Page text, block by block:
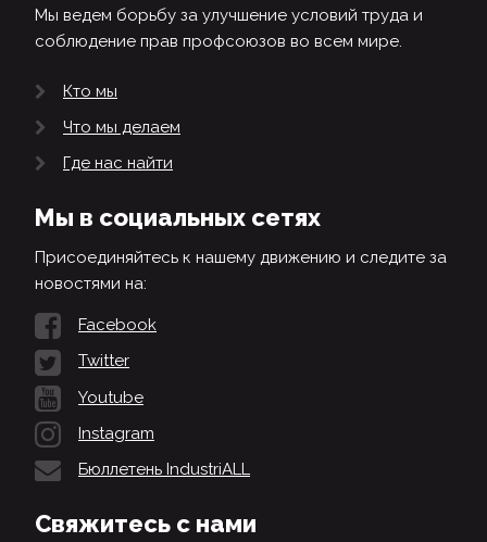
Мы ведем борьбу за улучшение условий труда и
соблюдение прав профсоюзов во всем мире.
Кто мы
Что мы делаем
Где нас найти
Мы в социальных сетях
Присоединяйтесь к нашему движению и следите за
новостями на:
Facebook
Twitter
Youtube
Instagram
Бюллетень IndustriALL
Свяжитесь с нами